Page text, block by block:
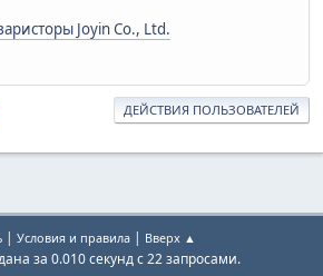
Joyin Co., Ltd.
ДЕЙСТВИЯ ПОЛЬЗОВАТЕЛЕЙ
Условия и правила Вверх ▲
за 0.010 секунд с 22 запросами.